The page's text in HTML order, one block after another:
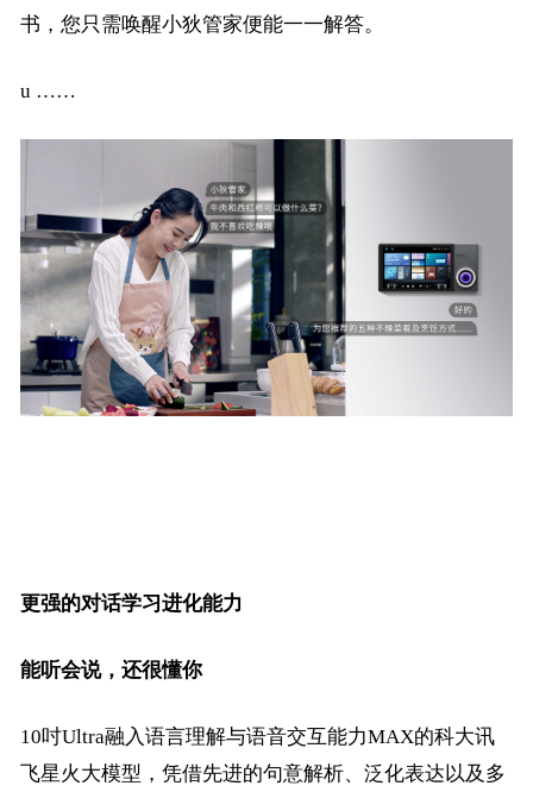
书，您只需唤醒小狄管家便能一一解答。
u ……
更强的对话学习进化能力
能听会说，还很懂你
10吋Ultra融入语言理解与语音交互能力MAX的科大讯
飞星火大模型，凭借先进的句意解析、泛化表达以及多